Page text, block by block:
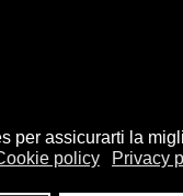
per assicurarti la
policy Privacy